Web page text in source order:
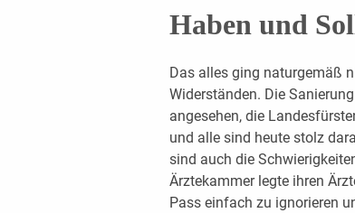
Haben und
Das alles ging naturgemäß
Widerständen. Die
angesehen, die
und alle sind heute stolz
sind auch die
Ärztekammer legte ihren
Pass einfach zu ignorieren